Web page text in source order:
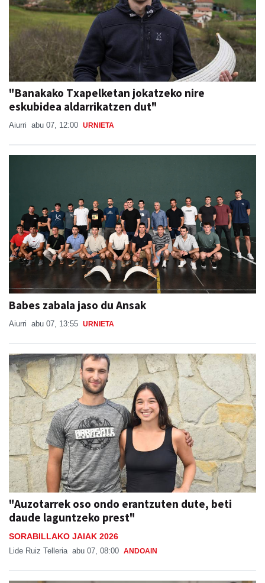
"Banakako Txapelketan jokatzeko nire
eskubidea aldarrikatzen dut"
Aiurri abu 07, 12:00 URNIETA
Babes zabala jaso du Ansak
Aiurri abu 07, 13:55 URNIETA
"Auzotarrek oso ondo erantzuten dute, beti
daude laguntzeko prest"
SORABILLAKO JAIAK 2026
Lide Ruiz Telleria abu 07, 08:00 ANDOAIN